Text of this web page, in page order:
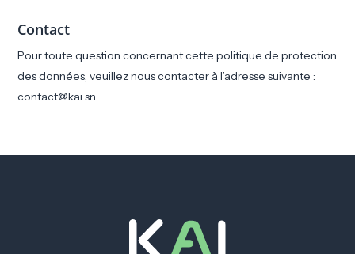
Contact
Pour toute question concernant cette politique de protection
des données, veuillez nous contacter à l’adresse suivante :
contact@kai.sn.